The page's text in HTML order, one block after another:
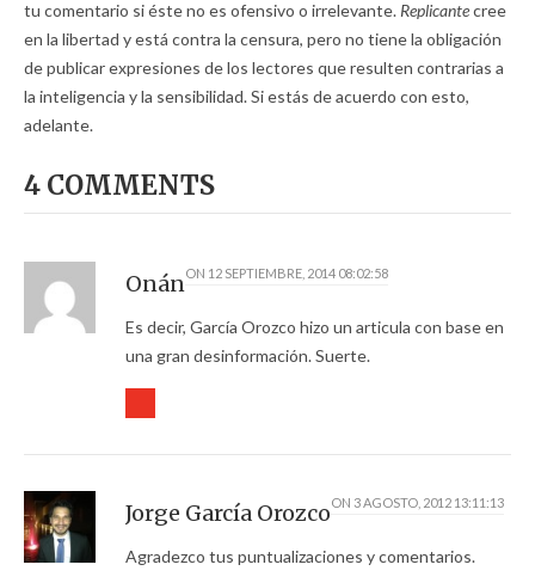
tu comentario si éste no es ofensivo o irrelevante. Replicantecree
en la libertad y está contra la censura, pero no tiene la obligación
de publicar expresiones de los lectores que resulten contrarias a
la inteligencia y la sensibilidad. Si estás de acuerdo con esto,
adelante.
4 COMMENTS
OnánON 12 SEPTIEMBRE, 2014 08:02:58
Es decir, García Orozco hizo un articula con base en
una gran desinformación. Suerte.
Jorge García OrozcoON 3 AGOSTO, 2012 13:11:13
Agradezco tus puntualizaciones y comentarios.